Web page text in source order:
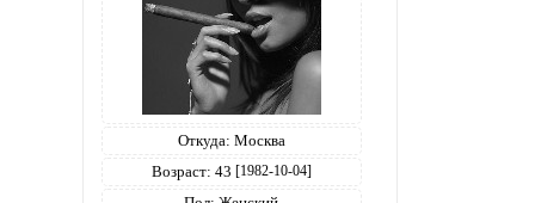
Откуда: Москва
Возраст: 43 [1982-10-04]